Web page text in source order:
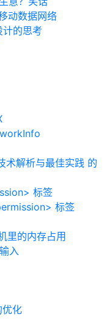
动数据网络
的思考
术解析与最佳实践 的
标签
标签
里的内存占用
入
化